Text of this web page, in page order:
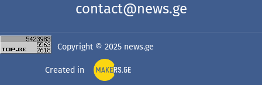
contact@news.ge
Copyright © 2025 news.ge
Created in